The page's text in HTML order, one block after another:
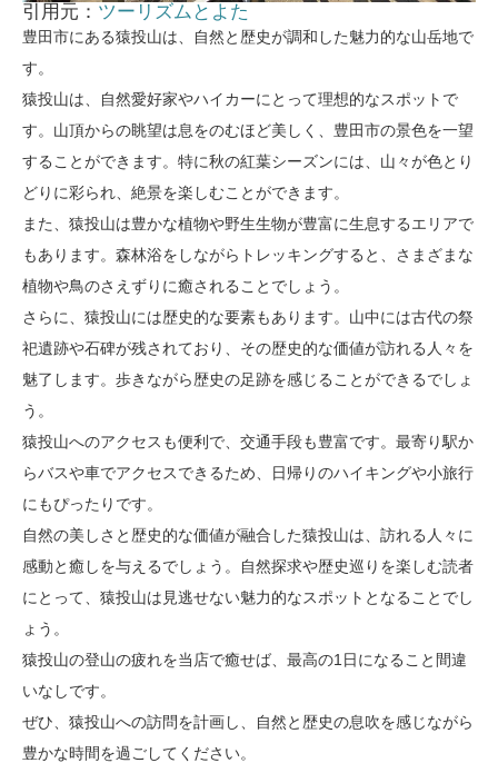
引用元： ツーリズムとよた
豊田市にある猿投山は、自然と歴史が調和した魅力的な山岳地で
す。
猿投山は、自然愛好家やハイカーにとって理想的なスポットで
す。山頂からの眺望は息をのむほど美しく、豊田市の景色を一望
することができます。特に秋の紅葉シーズンには、山々が色とり
どりに彩られ、絶景を楽しむことができます。
また、猿投山は豊かな植物や野生生物が豊富に生息するエリアで
もあります。森林浴をしながらトレッキングすると、さまざまな
植物や鳥のさえずりに癒されることでしょう。
さらに、猿投山には歴史的な要素もあります。山中には古代の祭
祀遺跡や石碑が残されており、その歴史的な価値が訪れる人々を
魅了します。歩きながら歴史の足跡を感じることができるでしょ
う。
猿投山へのアクセスも便利で、交通手段も豊富です。最寄り駅か
らバスや車でアクセスできるため、日帰りのハイキングや小旅行
にもぴったりです。
自然の美しさと歴史的な価値が融合した猿投山は、訪れる人々に
感動と癒しを与えるでしょう。自然探求や歴史巡りを楽しむ読者
にとって、猿投山は見逃せない魅力的なスポットとなることでし
ょう。
猿投山の登山の疲れを当店で癒せば、最高の1日になること間違
いなしです。
ぜひ、猿投山への訪問を計画し、自然と歴史の息吹を感じながら
豊かな時間を過ごしてください。